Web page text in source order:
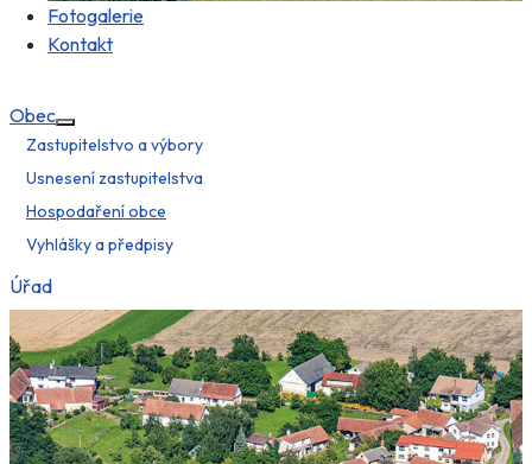
Fotogalerie
Kontakt
Obec
Více o: Obec
Zastupitelstvo a výbory
Usnesení zastupitelstva
Hospodaření obce
Vyhlášky a předpisy
Úřad